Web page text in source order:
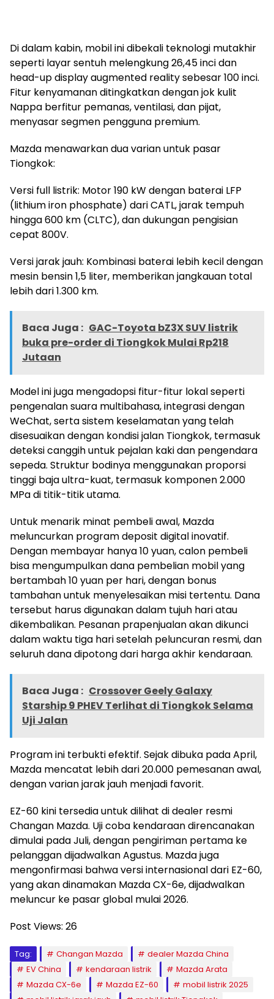
Di dalam kabin, mobil ini dibekali teknologi mutakhir
seperti layar sentuh melengkung 26,45 inci dan
head-up display augmented reality sebesar 100 inci.
Fitur kenyamanan ditingkatkan dengan jok kulit
Nappa berfitur pemanas, ventilasi, dan pijat,
menyasar segmen pengguna premium.
Mazda menawarkan dua varian untuk pasar
Tiongkok:
Versi full listrik: Motor 190 kW dengan baterai LFP
(lithium iron phosphate) dari CATL, jarak tempuh
hingga 600 km (CLTC), dan dukungan pengisian
cepat 800V.
Versi jarak jauh: Kombinasi baterai lebih kecil dengan
mesin bensin 1,5 liter, memberikan jangkauan total
lebih dari 1.300 km.
Baca Juga : GAC-Toyota bZ3X SUV listrik
buka pre-order di Tiongkok Mulai Rp218
Jutaan
Model ini juga mengadopsi fitur-fitur lokal seperti
pengenalan suara multibahasa, integrasi dengan
WeChat, serta sistem keselamatan yang telah
disesuaikan dengan kondisi jalan Tiongkok, termasuk
deteksi canggih untuk pejalan kaki dan pengendara
sepeda. Struktur bodinya menggunakan proporsi
tinggi baja ultra-kuat, termasuk komponen 2.000
MPa di titik-titik utama.
Untuk menarik minat pembeli awal, Mazda
meluncurkan program deposit digital inovatif.
Dengan membayar hanya 10 yuan, calon pembeli
bisa mengumpulkan dana pembelian mobil yang
bertambah 10 yuan per hari, dengan bonus
tambahan untuk menyelesaikan misi tertentu. Dana
tersebut harus digunakan dalam tujuh hari atau
dikembalikan. Pesanan prapenjualan akan dikunci
dalam waktu tiga hari setelah peluncuran resmi, dan
seluruh dana dipotong dari harga akhir kendaraan.
Baca Juga : Crossover Geely Galaxy
Starship 9 PHEV Terlihat di Tiongkok Selama
Uji Jalan
Program ini terbukti efektif. Sejak dibuka pada April,
Mazda mencatat lebih dari 20.000 pemesanan awal,
dengan varian jarak jauh menjadi favorit.
EZ-60 kini tersedia untuk dilihat di dealer resmi
Changan Mazda. Uji coba kendaraan direncanakan
dimulai pada Juli, dengan pengiriman pertama ke
pelanggan dijadwalkan Agustus. Mazda juga
mengonfirmasi bahwa versi internasional dari EZ-60,
yang akan dinamakan Mazda CX-6e, dijadwalkan
meluncur ke pasar global mulai 2026.
Post Views: 26
Tag: Changan Mazda
dealer Mazda China
EV China
kendaraan listrik
Mazda Arata
Mazda CX-6e
Mazda EZ-60
mobil listrik 2025